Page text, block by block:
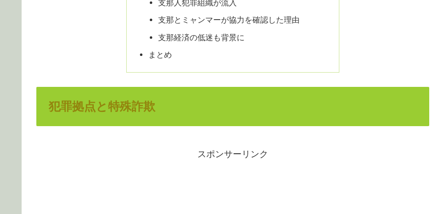
支那人犯罪組織が流入
支那とミャンマーが協力を確認した理由
支那経済の低迷も背景に
まとめ
犯罪拠点と特殊詐欺
スポンサーリンク